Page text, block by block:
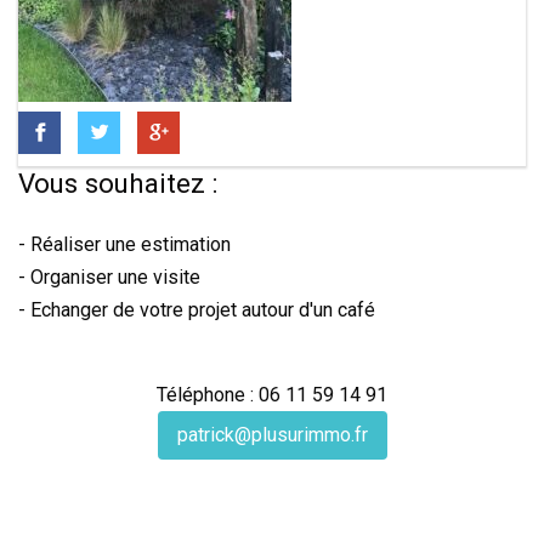
Vous souhaitez :
- Réaliser une estimation
- Organiser une visite
- Echanger de votre projet autour d'un café
Téléphone : 06 11 59 14 91
patrick@plusurimmo.fr